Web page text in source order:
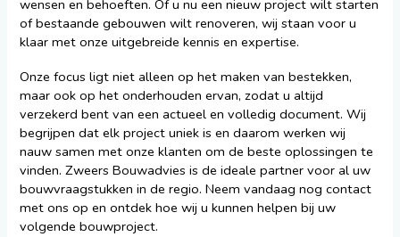
wensen en behoeften. Of u nu een nieuw project wilt starten
of bestaande gebouwen wilt renoveren, wij staan voor u
klaar met onze uitgebreide kennis en expertise.
Onze focus ligt niet alleen op het maken van bestekken,
maar ook op het onderhouden ervan, zodat u altijd
verzekerd bent van een actueel en volledig document. Wij
begrijpen dat elk project uniek is en daarom werken wij
nauw samen met onze klanten om de beste oplossingen te
vinden. Zweers Bouwadvies is de ideale partner voor al uw
bouwvraagstukken in de regio. Neem vandaag nog contact
met ons op en ontdek hoe wij u kunnen helpen bij uw
volgende bouwproject.